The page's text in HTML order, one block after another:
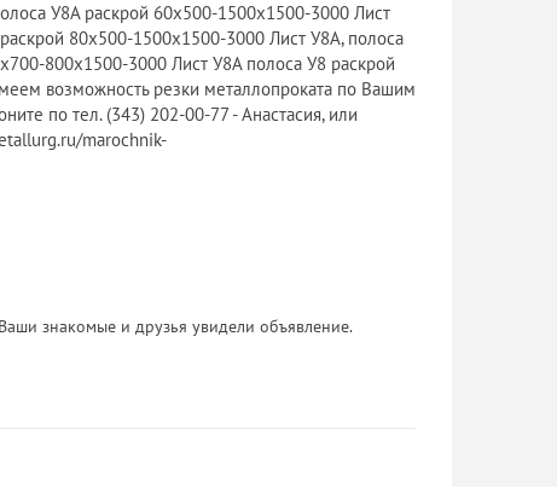
У8А раскрой 60х500-1500х1500-3000 Лист
80х500-1500х1500-3000 Лист У8А, полоса
800х1500-3000 Лист У8А полоса У8 раскрой
возможность резки металлопроката по Вашим
по тел. (343) 202-00-77 - Анастасия, или
marochnik-
знакомые и друзья увидели объявление.